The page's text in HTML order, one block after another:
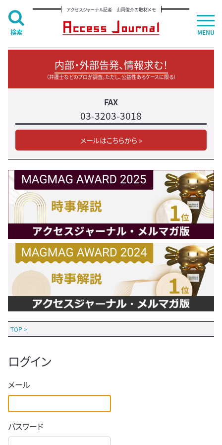
アクセスジャーナル記者 山岡俊介の取材メモ
内部・外部告発、情報求む！
（弁護士などのプロが調査。ただし、公益性あるケースに限る）
FAX
03-3203-3018
メールはこちらから »
TOP >
ログイン
メール
パスワード
MENU
検索